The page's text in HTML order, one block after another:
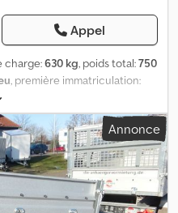
Appel
charge:630 kg, poids total:750
, première immatriculation:
mm, hauteur de l'espace de
1 495 mm, hauteur totale:
FT 7.5-20-10.1, plateau ouvert,
h, roue jockey installée ...et bien
réserve d'erreurs et de
Annonce